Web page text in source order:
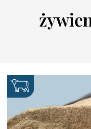
Twoje dane osobowe będą